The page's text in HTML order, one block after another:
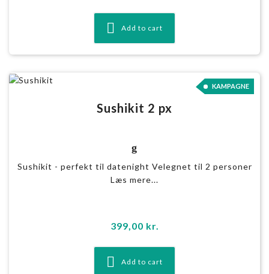
Add to cart
KAMPAGNE
Sushikit 2 px
g
Sushikit - perfekt til datenight Velegnet til 2 personer
Læs mere...
399,00 kr.
Add to cart